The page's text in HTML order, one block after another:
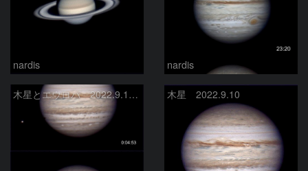
nardis nardis
木星とエウロパ 2022.9.10〜11 木星 2022.9.10